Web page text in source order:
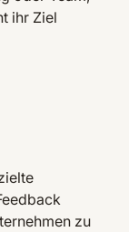
ihr Ziel
zu